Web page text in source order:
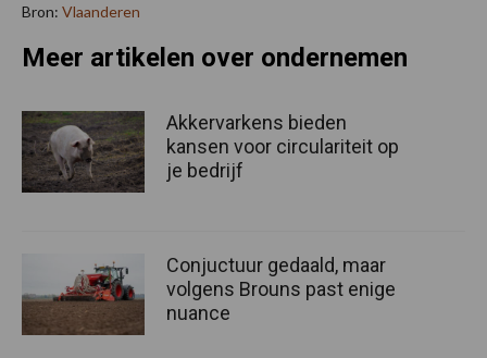
Bron: Vlaanderen
Meer artikelen over ondernemen
Akkervarkens bieden
kansen voor circulariteit op
je bedrijf
Conjuctuur gedaald, maar
volgens Brouns past enige
nuance